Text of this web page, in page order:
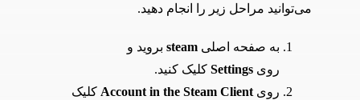
می‌توانید مراحل زیر را انجام دهید.
به صفحه اصلی steamبروید و
روی Settingsکلیک کنید.
روی Account in the Steam Client کلیک